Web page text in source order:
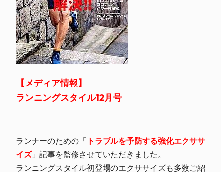
【メディア情報】
ランニングスタイル12月号
ランナーのための「 トラブルを予防する強化エクササ
イズ」記事を監修させていただきました。
ランニングスタイル初登場のエクササイズも多数ご紹